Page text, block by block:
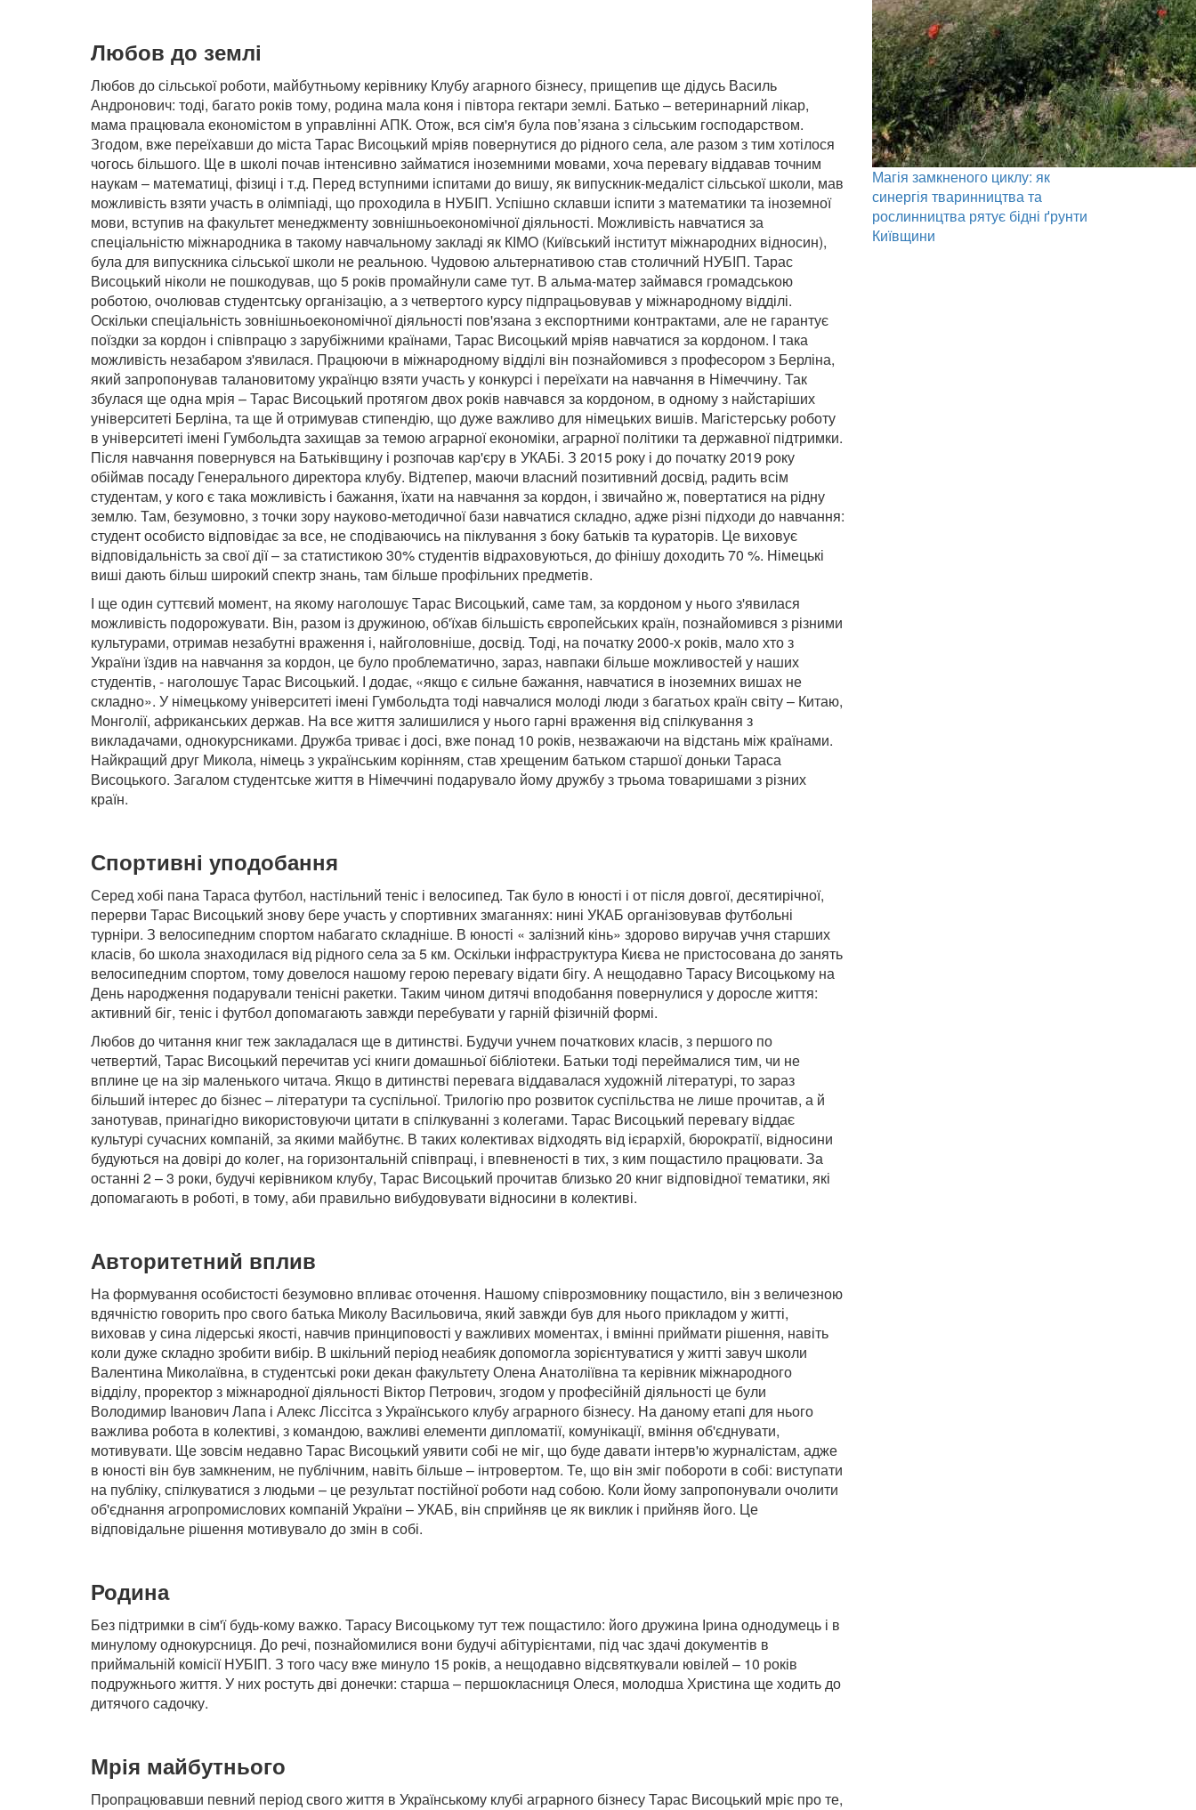
Любов до землі
Любов до сільської роботи, майбутньому керівнику Клубу агарного бізнесу, прищепив ще дідусь Василь
Андронович: тоді, багато років тому, родина мала коня і півтора гектари землі. Батько – ветеринарний лікар,
мама працювала економістом в управлінні АПК. Отож, вся сім'я була пов’язана з сільським господарством.
Згодом, вже переїхавши до міста Тарас Висоцький мріяв повернутися до рідного села, але разом з тим хотілося
чогось більшого. Ще в школі почав інтенсивно займатися іноземними мовами, хоча перевагу віддавав точним
наукам – математиці, фізиці і т.д. Перед вступними іспитами до вишу, як випускник-медаліст сільської школи, мав
можливість взяти участь в олімпіаді, що проходила в НУБІП. Успішно склавши іспити з математики та іноземної
мови, вступив на факультет менеджменту зовнішньоекономічної діяльності. Можливість навчатися за
спеціальністю міжнародника в такому навчальному закладі як КІМО (Київський інститут міжнародних відносин),
була для випускника сільської школи не реальною. Чудовою альтернативою став столичний НУБІП. Тарас
Висоцький ніколи не пошкодував, що 5 років промайнули саме тут. В альма-матер займався громадською
роботою, очолював студентську організацію, а з четвертого курсу підпрацьовував у міжнародному відділі.
Оскільки спеціальність зовнішньоекономічної діяльності пов'язана з експортними контрактами, але не гарантує
поїздки за кордон і співпрацю з зарубіжними країнами, Тарас Висоцький мріяв навчатися за кордоном. І така
можливість незабаром з'явилася. Працюючи в міжнародному відділі він познайомився з професором з Берліна,
який запропонував талановитому українцю взяти участь у конкурсі і переїхати на навчання в Німеччину. Так
збулася ще одна мрія – Тарас Висоцький протягом двох років навчався за кордоном, в одному з найстаріших
університеті Берліна, та ще й отримував стипендію, що дуже важливо для німецьких вишів. Магістерську роботу
в університеті імені Гумбольдта захищав за темою аграрної економіки, аграрної політики та державної підтримки.
Після навчання повернувся на Батьківщину і розпочав кар'єру в УКАБі. З 2015 року і до початку 2019 року
обіймав посаду Генерального директора клубу. Відтепер, маючи власний позитивний досвід, радить всім
студентам, у кого є така можливість і бажання, їхати на навчання за кордон, і звичайно ж, повертатися на рідну
землю. Там, безумовно, з точки зору науково-методичної бази навчатися складно, адже різні підходи до навчання:
студент особисто відповідає за все, не сподіваючись на піклування з боку батьків та кураторів. Це виховує
відповідальність за свої дії – за статистикою 30% студентів відраховуються, до фінішу доходить 70 %. Німецькі
виші дають більш широкий спектр знань, там більше профільних предметів.
І ще один суттєвий момент, на якому наголошує Тарас Висоцький, саме там, за кордоном у нього з'явилася
можливість подорожувати. Він, разом із дружиною, об'їхав більшість європейських країн, познайомився з різними
культурами, отримав незабутні враження і, найголовніше, досвід. Тоді, на початку 2000-х років, мало хто з
України їздив на навчання за кордон, це було проблематично, зараз, навпаки більше можливостей у наших
студентів, - наголошує Тарас Висоцький. І додає, «якщо є сильне бажання, навчатися в іноземних вишах не
складно». У німецькому університеті імені Гумбольдта тоді навчалися молоді люди з багатьох країн світу – Китаю,
Монголії, африканських держав. На все життя залишилися у нього гарні враження від спілкування з
викладачами, однокурсниками. Дружба триває і досі, вже понад 10 років, незважаючи на відстань між країнами.
Найкращий друг Микола, німець з українським корінням, став хрещеним батьком старшої доньки Тараса
Висоцького. Загалом студентське життя в Німеччині подарувало йому дружбу з трьома товаришами з різних
країн.
Спортивні уподобання
Серед хобі пана Тараса футбол, настільний теніс і велосипед. Так було в юності і от після довгої, десятирічної,
перерви Тарас Висоцький знову бере участь у спортивних змаганнях: нині УКАБ організовував футбольні
турніри. З велосипедним спортом набагато складніше. В юності « залізний кінь» здорово виручав учня старших
класів, бо школа знаходилася від рідного села за 5 км. Оскільки інфраструктура Києва не пристосована до занять
велосипедним спортом, тому довелося нашому герою перевагу відати бігу. А нещодавно Тарасу Висоцькому на
День народження подарували тенісні ракетки. Таким чином дитячі вподобання повернулися у доросле життя:
активний біг, теніс і футбол допомагають завжди перебувати у гарній фізичній формі.
Любов до читання книг теж закладалася ще в дитинстві. Будучи учнем початкових класів, з першого по
четвертий, Тарас Висоцький перечитав усі книги домашньої бібліотеки. Батьки тоді переймалися тим, чи не
вплине це на зір маленького читача. Якщо в дитинстві перевага віддавалася художній літературі, то зараз
більший інтерес до бізнес – літератури та суспільної. Трилогію про розвиток суспільства не лише прочитав, а й
занотував, принагідно використовуючи цитати в спілкуванні з колегами. Тарас Висоцький перевагу віддає
культурі сучасних компаній, за якими майбутнє. В таких колективах відходять від ієрархій, бюрократії, відносини
будуються на довірі до колег, на горизонтальній співпраці, і впевненості в тих, з ким пощастило працювати. За
останні 2 – 3 роки, будучі керівником клубу, Тарас Висоцький прочитав близько 20 книг відповідної тематики, які
допомагають в роботі, в тому, аби правильно вибудовувати відносини в колективі.
Авторитетний вплив
На формування особистості безумовно впливає оточення. Нашому співрозмовнику пощастило, він з величезною
вдячністю говорить про свого батька Миколу Васильовича, який завжди був для нього прикладом у житті,
виховав у сина лідерські якості, навчив принциповості у важливих моментах, і вмінні приймати рішення, навіть
коли дуже складно зробити вибір. В шкільний період неабияк допомогла зорієнтуватися у житті завуч школи
Валентина Миколаївна, в студентські роки декан факультету Олена Анатоліївна та керівник міжнародного
відділу, проректор з міжнародної діяльності Віктор Петрович, згодом у професійній діяльності це були
Володимир Іванович Лапа і Алекс Ліссітса з Українського клубу аграрного бізнесу. На даному етапі для нього
важлива робота в колективі, з командою, важливі елементи дипломатії, комунікації, вміння об'єднувати,
мотивувати. Ще зовсім недавно Тарас Висоцький уявити собі не міг, що буде давати інтерв'ю журналістам, адже
в юності він був замкненим, не публічним, навіть більше – інтровертом. Те, що він зміг побороти в собі: виступати
на публіку, спілкуватися з людьми – це результат постійної роботи над собою. Коли йому запропонували очолити
об'єднання агропромислових компаній України – УКАБ, він сприйняв це як виклик і прийняв його. Це
відповідальне рішення мотивувало до змін в собі.
Родина
Без підтримки в сім'ї будь-кому важко. Тарасу Висоцькому тут теж пощастило: його дружина Ірина однодумець і в
минулому однокурсниця. До речі, познайомилися вони будучі абітурієнтами, під час здачі документів в
приймальній комісії НУБІП. З того часу вже минуло 15 років, а нещодавно відсвяткували ювілей – 10 років
подружнього життя. У них ростуть дві донечки: старша – першокласниця Олеся, молодша Христина ще ходить до
дитячого садочку.
Мрія майбутнього
Пропрацювавши певний період свого життя в Українському клубі аграрного бізнесу Тарас Висоцький мріє про те,
Магія замкненого циклу: як
синергія тваринництва та
рослинництва рятує бідні ґрунти
Київщини